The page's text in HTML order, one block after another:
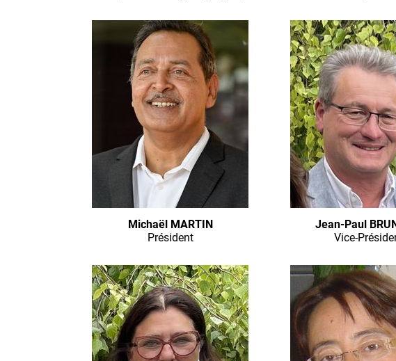
Michaël MARTIN
Président
Jean-Paul
Vice-